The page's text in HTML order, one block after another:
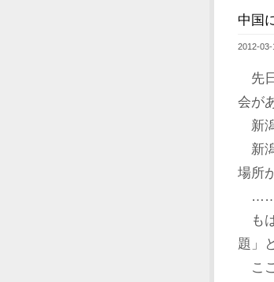
中国
2012-03-
先
会が
新
新
場所
……
も
題」
こ